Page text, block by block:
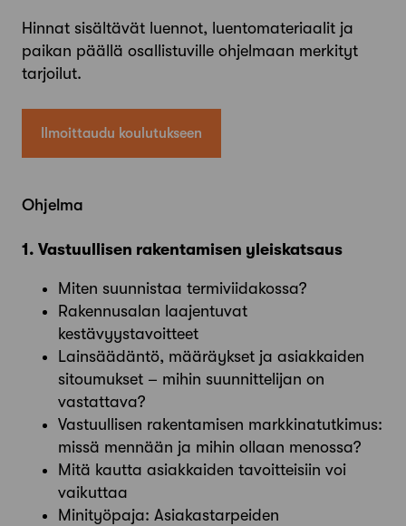
Hinnat sisältävät luennot, luentomateriaalit ja
paikan päällä osallistuville ohjelmaan merkityt
tarjoilut.
Ilmoittaudu koulutukseen
Ohjelma
1. Vastuullisen rakentamisen yleiskatsaus
Miten suunnistaa termiviidakossa?
Rakennusalan laajentuvat
kestävyystavoitteet
Lainsäädäntö, määräykset ja asiakkaiden
sitoumukset – mihin suunnittelijan on
vastattava?
Vastuullisen rakentamisen markkinatutkimus:
missä mennään ja mihin ollaan menossa?
Mitä kautta asiakkaiden tavoitteisiin voi
vaikuttaa
Minityöpaja: Asiakastarpeiden